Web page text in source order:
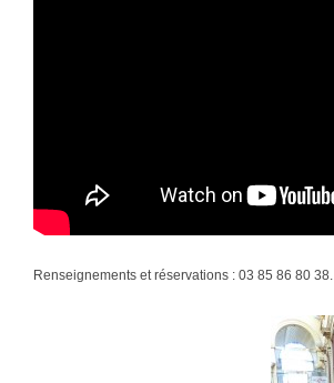
Renseignements et réservations : 03 85 86 80 38.